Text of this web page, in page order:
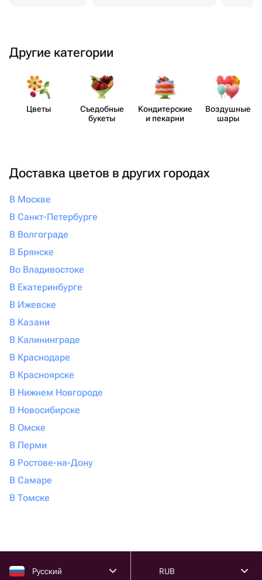
Другие категории
Цветы
Съедобные
букеты
Кондит​ерские
и пекарни
Воздушные
шары
Доставка цветов в других городах
В Москве
В Санкт-Петербурге
В Волгограде
В Брянске
Во Владивостоке
В Екатеринбурге
В Ижевске
В Казани
В Калининграде
В Краснодаре
В Красноярске
В Нижнем Новгороде
В Новосибирске
В Омске
В Перми
В Ростове-на-Дону
В Самаре
В Томске
Русский RUB